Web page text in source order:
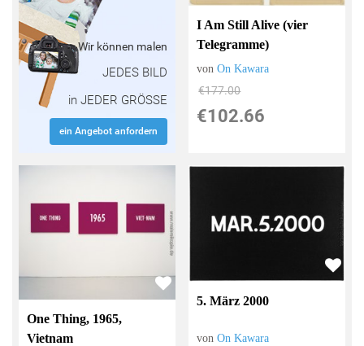
Wir können malen
JEDES BILD
in JEDER GRÖSSE
ein Angebot anfordern
I Am Still Alive (vier
Telegramme)
vonOn Kawara
€177.00
€102.66
One Thing, 1965,
Vietnam
5. März 2000
vonOn Kawara